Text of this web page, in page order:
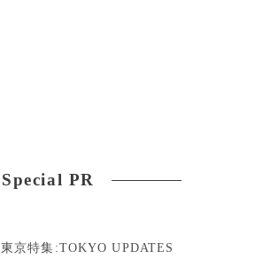
Special PR
東京特集:TOKYO UPDATES